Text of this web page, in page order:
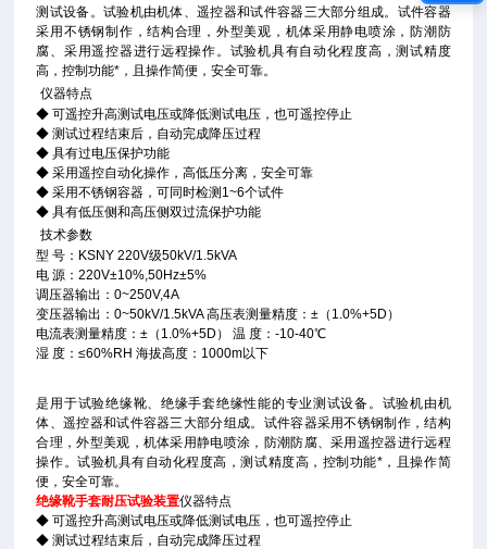
测试设备。试验机由机体、遥控器和试件容器三大部分组成。试件容器
采用不锈钢制作，结构合理，外型美观，机体采用静电喷涂，防潮防
腐、采用遥控器进行远程操作。试验机具有自动化程度高，测试精度
高，控制功能*，且操作简便，安全可靠。
仪器特点
◆ 可遥控升高测试电压或降低测试电压，也可遥控停止
◆ 测试过程结束后，自动完成降压过程
◆ 具有过电压保护功能
◆ 采用遥控自动化操作，高低压分离，安全可靠
◆ 采用不锈钢容器，可同时检测1~6个试件
◆ 具有低压侧和高压侧双过流保护功能
技术参数
型 号：KSNY 220V级50kV/1.5kVA
电 源：220V±10%,50Hz±5%
调压器输出：0~250V,4A
变压器输出：0~50kV/1.5kVA 高压表测量精度：±（1.0%+5D）
电流表测量精度：±（1.0%+5D） 温 度：-10-40℃
湿 度：≤60%RH 海拔高度：1000m以下
是用于试验绝缘靴、绝缘手套绝缘性能的专业测试设备。试验机由机
体、遥控器和试件容器三大部分组成。试件容器采用不锈钢制作，结构
合理，外型美观，机体采用静电喷涂，防潮防腐、采用遥控器进行远程
操作。试验机具有自动化程度高，测试精度高，控制功能*，且操作简
便，安全可靠。
绝缘靴手套耐压试验装置仪器特点
◆ 可遥控升高测试电压或降低测试电压，也可遥控停止
◆ 测试过程结束后，自动完成降压过程